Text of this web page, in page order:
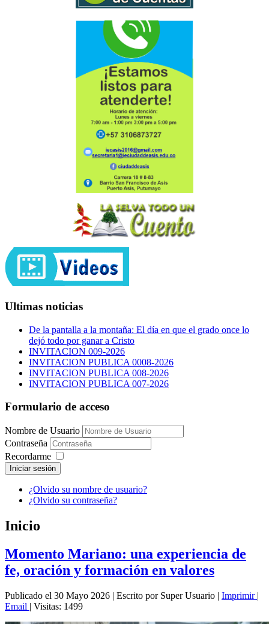
Ultimas noticias
De la pantalla a la montaña: El día en que el grado once lo
dejó todo por ganar a Cristo
INVITACION 009-2026
INVITACION PUBLICA 0008-2026
INVITACION PUBLICA 008-2026
INVITACION PUBLICA 007-2026
Formulario de acceso
Nombre de Usuario
Contraseña
Recordarme
Iniciar sesión
¿Olvido su nombre de usuario?
¿Olvido su contraseña?
Inicio
Momento Mariano: una experiencia de
fe, oración y formación en valores
Publicado el 30 Mayo 2026 | Escrito por Super Usuario | Imprimir |
Email | Visitas: 1499